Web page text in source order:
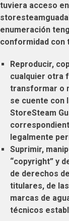
tuviera acceso
enumeración
conformidad con
Reproducir,
cualquier otra
transformar o
se cuente con
StoreSteam
legalmente
Suprimir,
“copyright” y
de derechos de
titulares, de
marcas de
técnicos